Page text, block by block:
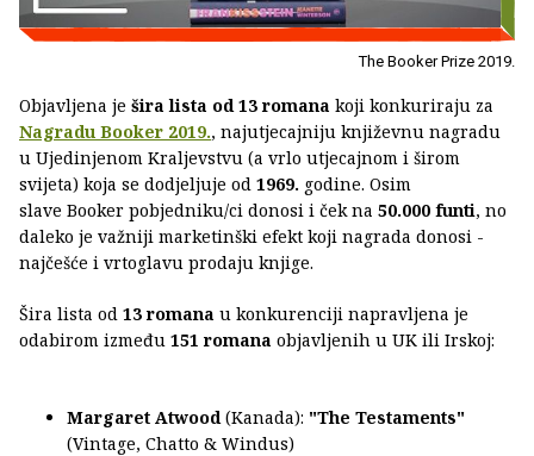
The Booker Prize 2019.
Objavljena je šira lista od 13 romana koji konkuriraju za
Nagradu Booker 2019., najutjecajniju književnu nagradu
u Ujedinjenom Kraljevstvu (a vrlo utjecajnom i širom
svijeta) koja se dodjeljuje od 1969. godine. Osim
slave Booker pobjedniku/ci donosi i ček na 50.000 funti, no
daleko je važniji marketinški efekt koji nagrada donosi -
najčešće i vrtoglavu prodaju knjige.
Šira lista od 13 romana u konkurenciji napravljena je
odabirom između 151 romana objavljenih u UK ili Irskoj:
Margaret Atwood(Kanada): "The Testaments"
(Vintage, Chatto & Windus)